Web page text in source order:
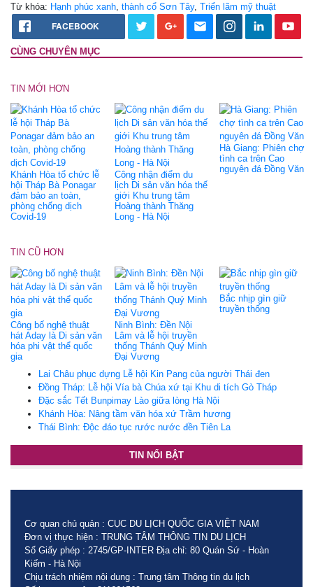
Từ khóa: Hạnh phúc xanh thành cổ Sơn Tây, Triển lãm mỹ thuật
FACEBOOK
CÙNG CHUYÊN MỤC
TIN MỚI HƠN
Khánh Hòa tổ chức lễ
hội Tháp Bà Ponagar
đảm bảo an toàn,
phòng chống dịch
Covid-19
Công nhận điểm du
lịch Di sản văn hóa thế
giới Khu trung tâm
Hoàng thành Thăng
Long - Hà Nội
Hà Giang: Phiên chợ
tình ca trên Cao
nguyên đá Đồng Văn
TIN CŨ HƠN
Công bố nghệ thuật
hát Aday là Di sản văn
hóa phi vật thể quốc
gia
Ninh Bình: Đền Nội
Lâm và lễ hội truyền
thống Thánh Quý Minh
Đại Vương
Bắc nhịp gìn giữ
truyền thống
Lai Châu phục dựng Lễ hội Kin Pang của người Thái đen
Đồng Tháp: Lễ hội Vía bà Chúa xứ tại Khu di tích Gò Tháp
Đặc sắc Tết Bunpimay Lào giữa lòng Hà Nội
Khánh Hòa: Nâng tầm văn hóa xứ Trầm hương
Thái Bình: Độc đáo tục rước nước đền Tiên La
TIN NỔI BẬT
Cơ quan chủ quản : CỤC DU LỊCH QUỐC GIA VIỆT NAM
Đơn vị thực hiện : TRUNG TÂM THÔNG TIN DU LỊCH
Số Giấy phép : 2745/GP-INTER Địa chỉ: 80 Quán Sứ - Hoàn
Kiếm - Hà Nội
Chịu trách nhiệm nội dung : Trung tâm Thông tin du lịch